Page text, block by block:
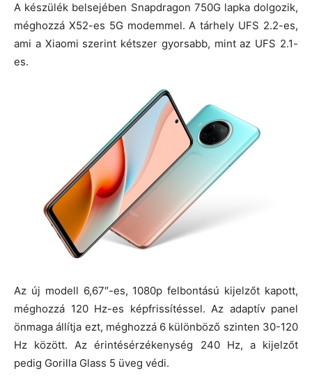
A készülék belsejében Snapdragon 750G lapka dolgozik,
méghozzá X52-es 5G modemmel. A tárhely UFS 2.2-es,
ami a Xiaomi szerint kétszer gyorsabb, mint az UFS 2.1-
es.
Az új modell 6,67″-es, 1080p felbontású kijelzőt kapott,
méghozzá 120 Hz-es képfrissítéssel. Az adaptív panel
önmaga állítja ezt, méghozzá 6 különböző szinten 30-120
Hz között. Az érintésérzékenység 240 Hz, a kijelzőt
pedig Gorilla Glass 5 üveg védi.